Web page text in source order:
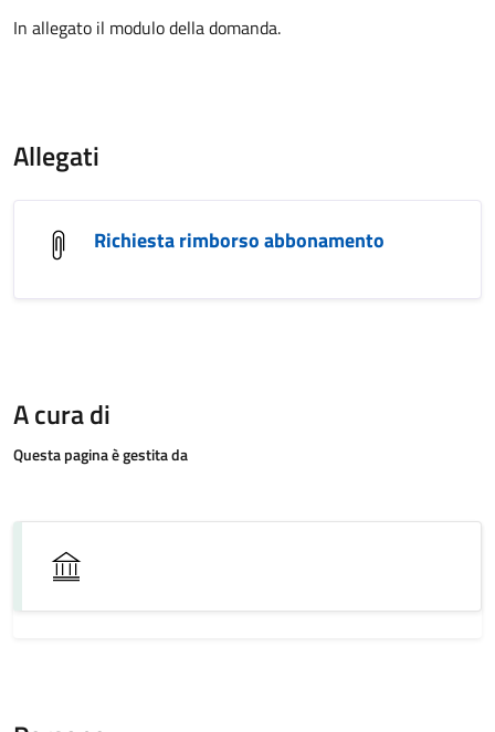
In allegato il modulo della domanda.
Allegati
Richiesta rimborso abbonamento
A cura di
Questa pagina è gestita da